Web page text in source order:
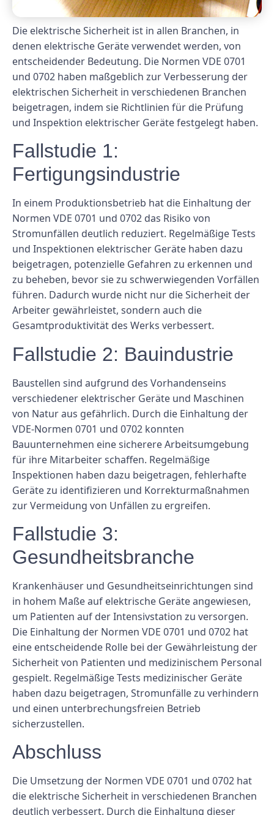
Die elektrische Sicherheit ist in allen Branchen, in
denen elektrische Geräte verwendet werden, von
entscheidender Bedeutung. Die Normen VDE 0701
und 0702 haben maßgeblich zur Verbesserung der
elektrischen Sicherheit in verschiedenen Branchen
beigetragen, indem sie Richtlinien für die Prüfung
und Inspektion elektrischer Geräte festgelegt haben.
Fallstudie 1:
Fertigungsindustrie
In einem Produktionsbetrieb hat die Einhaltung der
Normen VDE 0701 und 0702 das Risiko von
Stromunfällen deutlich reduziert. Regelmäßige Tests
und Inspektionen elektrischer Geräte haben dazu
beigetragen, potenzielle Gefahren zu erkennen und
zu beheben, bevor sie zu schwerwiegenden Vorfällen
führen. Dadurch wurde nicht nur die Sicherheit der
Arbeiter gewährleistet, sondern auch die
Gesamtproduktivität des Werks verbessert.
Fallstudie 2: Bauindustrie
Baustellen sind aufgrund des Vorhandenseins
verschiedener elektrischer Geräte und Maschinen
von Natur aus gefährlich. Durch die Einhaltung der
VDE-Normen 0701 und 0702 konnten
Bauunternehmen eine sicherere Arbeitsumgebung
für ihre Mitarbeiter schaffen. Regelmäßige
Inspektionen haben dazu beigetragen, fehlerhafte
Geräte zu identifizieren und Korrekturmaßnahmen
zur Vermeidung von Unfällen zu ergreifen.
Fallstudie 3:
Gesundheitsbranche
Krankenhäuser und Gesundheitseinrichtungen sind
in hohem Maße auf elektrische Geräte angewiesen,
um Patienten auf der Intensivstation zu versorgen.
Die Einhaltung der Normen VDE 0701 und 0702 hat
eine entscheidende Rolle bei der Gewährleistung der
Sicherheit von Patienten und medizinischem Personal
gespielt. Regelmäßige Tests medizinischer Geräte
haben dazu beigetragen, Stromunfälle zu verhindern
und einen unterbrechungsfreien Betrieb
sicherzustellen.
Abschluss
Die Umsetzung der Normen VDE 0701 und 0702 hat
die elektrische Sicherheit in verschiedenen Branchen
deutlich verbessert. Durch die Einhaltung dieser